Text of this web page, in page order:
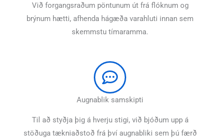
Við forgangsraðum pöntunum út frá flóknum og
brýnum hætti, afhenda hágæða varahluti innan sem
skemmstu tímaramma.
Augnablik samskipti
Til að styðja þig á hverju stigi, við bjóðum upp á
stöðuga tækniaðstoð frá því augnabliki sem þú færð